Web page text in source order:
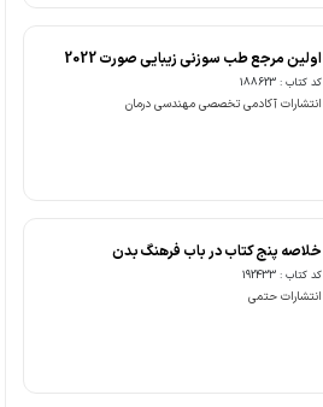
اولین مرجع طب سوزنی زیبایی صورت 2022
کد کتاب : 188623
انتشارات آکادمی تخصصی مهندسی درمان
خلاصه پنج کتاب در باب فرهنگ بدن
کد کتاب : 192433
انتشارات حتمی